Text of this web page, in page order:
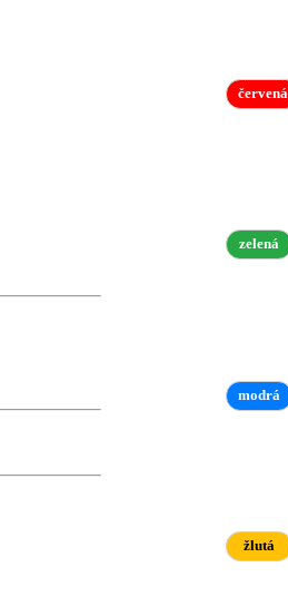
červená
zelená
modrá
žlutá